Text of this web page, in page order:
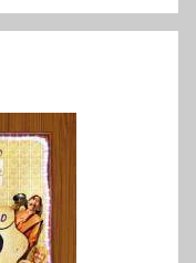
u